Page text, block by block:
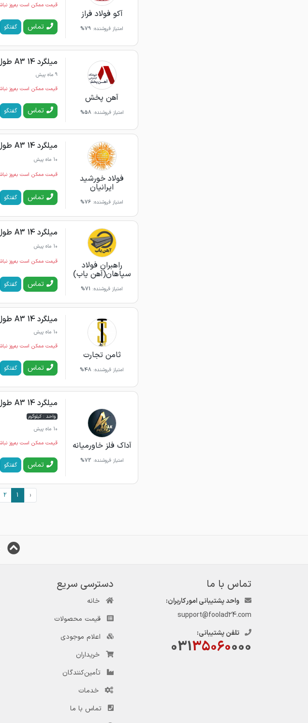
آکو فولاد فراز
امتیاز فروشنده: 79%
قیمت ممکن است به‌روز
تماس گفتگو
آهن پخش
امتیاز فروشنده: 58%
میلگرد 14 A3 طول 12 آریان فولاد
9 ماه پیش
قیمت ممکن است به‌روز
تماس گفتگو
فولاد خورشید
ایرانیان
امتیاز فروشنده: 76%
میلگرد 14 A3 طول 12 آریان فولاد
10 ماه پیش
قیمت ممکن است به‌روز
تماس گفتگو
راهبران فولاد
سپاهان(آهن یاب)
امتیاز فروشنده: 71%
میلگرد 14 A3 طول 12 آریان فولاد
10 ماه پیش
قیمت ممکن است به‌روز
تماس گفتگو
ثامن تجارت
امتیاز فروشنده: 48%
میلگرد 14 A3 طول 12 آریان فولاد
10 ماه پیش
قیمت ممکن است به‌روز
تماس گفتگو
آداک فلز خاورمیانه
امتیاز فروشنده: 72%
میلگرد 14 A3 طول 12 آریان فولاد
واحد : کیلوگرم
10 ماه پیش
قیمت ممکن است به‌روز
تماس گفتگو
‹
1
2
تماس با ما
واحد پشتیبانی امور کاربران:
support@foolad24.com
تلفن پشتیبانی:
03135060000
دسترسی سریع
خانه
قیمت محصولات
اعلام موجودی
خریداران
تأمین‌کنندگان
خدمات
تماس با ما